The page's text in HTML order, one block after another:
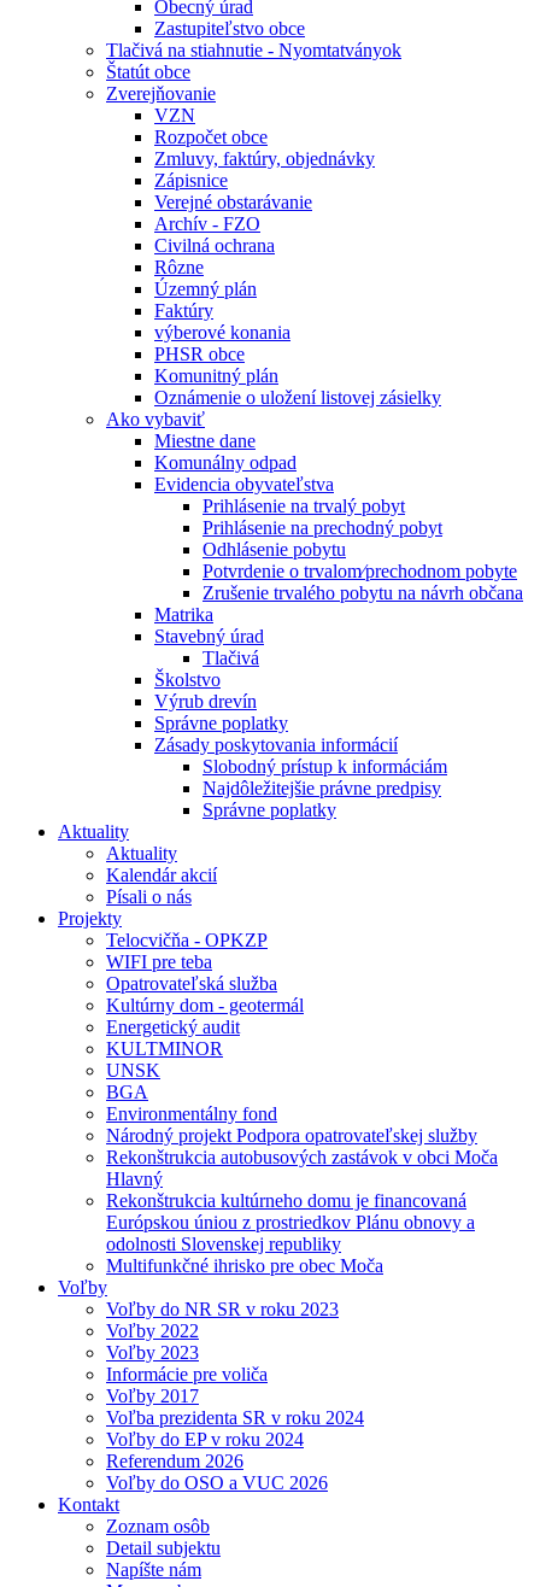
Obecný úrad
Zastupiteľstvo obce
Tlačivá na stiahnutie - Nyomtatványok
Štatút obce
Zverejňovanie
VZN
Rozpočet obce
Zmluvy, faktúry, objednávky
Zápisnice
Verejné obstarávanie
Archív - FZO
Civilná ochrana
Rôzne
Územný plán
Faktúry
výberové konania
PHSR obce
Komunitný plán
Oznámenie o uložení listovej zásielky
Ako vybaviť
Miestne dane
Komunálny odpad
Evidencia obyvateľstva
Prihlásenie na trvalý pobyt
Prihlásenie na prechodný pobyt
Odhlásenie pobytu
Potvrdenie o trvalom⁄prechodnom pobyte
Zrušenie trvalého pobytu na návrh občana
Matrika
Stavebný úrad
Tlačivá
Školstvo
Výrub drevín
Správne poplatky
Zásady poskytovania informácií
Slobodný prístup k informáciám
Najdôležitejšie právne predpisy
Správne poplatky
Aktuality
Aktuality
Kalendár akcií
Písali o nás
Projekty
Telocvičňa - OPKZP
WIFI pre teba
Opatrovateľská služba
Kultúrny dom - geotermál
Energetický audit
KULTMINOR
UNSK
BGA
Environmentálny fond
Národný projekt Podpora opatrovateľskej služby
Rekonštrukcia autobusových zastávok v obci Moča
Hlavný
Rekonštrukcia kultúrneho domu je financovaná
Európskou úniou z prostriedkov Plánu obnovy a
odolnosti Slovenskej republiky
Multifunkčné ihrisko pre obec Moča
Voľby
Voľby do NR SR v roku 2023
Voľby 2022
Voľby 2023
Informácie pre voliča
Voľby 2017
Voľba prezidenta SR v roku 2024
Voľby do EP v roku 2024
Referendum 2026
Voľby do OSO a VUC 2026
Kontakt
Zoznam osôb
Detail subjektu
Napíšte nám